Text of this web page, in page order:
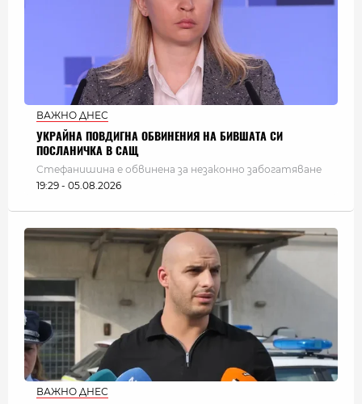
ВАЖНО ДНЕС
УКРАЙНА ПОВДИГНА ОБВИНЕНИЯ НА БИВШАТА СИ
ПОСЛАНИЧКА В САЩ
Стефанишина е обвинена за незаконно забогатяване
19:29 - 05.08.2026
ВАЖНО ДНЕС